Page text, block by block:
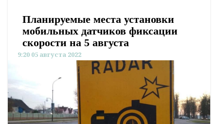
Планируемые места установки
мобильных датчиков фиксации
скорости на 5 августа
9:20 05 августа 2022